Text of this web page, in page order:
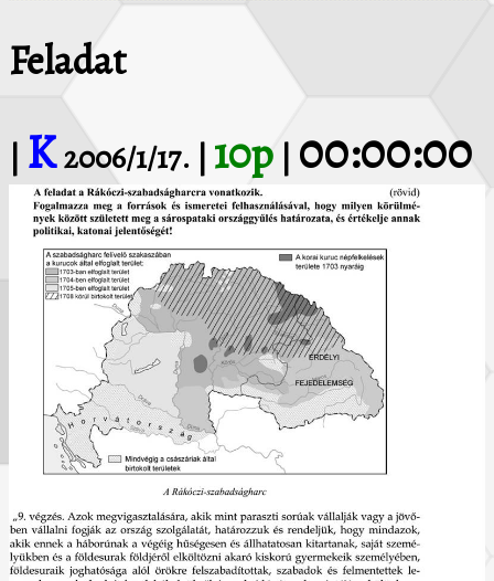
Feladat
| K2006/1/17. | 10p | 00:00:00